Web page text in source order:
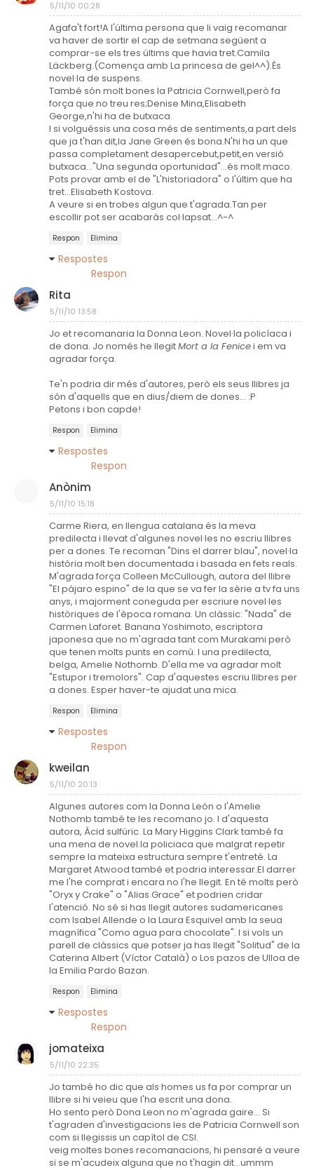
5/11/10 00:28
Agafa't fort!A l'última persona que li vaig recomanar
va haver de sortir el cap de setmana següent a
comprar-se els tres últims que havia tret.Camila
Läckberg.(Comença amb La princesa de gel^^).És
novel·la de suspens.
També són molt bones la Patricia Cornwell,però fa
força que no treu res;Denise Mina,Elisabeth
George,n'hi ha de butxaca.
I si volguéssis una cosa més de sentiments,a part dels
que ja t'han dit,la Jane Green és bona.N'hi ha un que
passa completament desapercebut,petit,en versió
butxaca..."Una segunda oportunidad"...és molt maco.
Pots provar amb el de "L'historiadora" o l'últim que ha
tret...Elisabeth Kostova.
A veure si en trobes algun que t'agrada.Tan per
escollir pot ser acabaràs col·lapsat...^-^
Respon Elimina
Respostes
Respon
Rita
5/11/10 13:58
Jo et recomanaria la Donna Leon. Novel·la policíaca i
de dona. Jo només he llegitMort a la Fenicei em va
agradar força.
Te'n podria dir més d'autores, però els seus llibres ja
són d'aquells que en dius/diem de dones... :P
Petons i bon capde!
Respon Elimina
Respostes
Respon
Anònim
5/11/10 15:18
Carme Riera, en llengua catalana és la meva
predilecta i llevat d'algunes novel·les no escriu llibres
per a dones. Te recoman "Dins el darrer blau", novel·la
història molt ben documentada i basada en fets reals.
M'agrada força Colleen McCullough, autora del llibre
"El pájaro espino" de la que se va fer la sèrie a tv fa uns
anys, i majorment coneguda per escriure novel·les
històriques de l'època romana. Un clàssic: "Nada" de
Carmen Laforet. Banana Yoshimoto, escriptora
japonesa que no m'agrada tant com Murakami però
que tenen molts punts en comú. I una predilecta,
belga, Amelie Nothomb. D'ella me va agradar molt
"Estupor i tremolors". Cap d'aquestes escriu llibres per
a dones. Esper haver-te ajudat una mica.
Respon Elimina
Respostes
Respon
kweilan
5/11/10 20:13
Algunes autores com la Donna León o l'Amelie
Nothomb també te les recomano jo. I d'aquesta
autora, Àcid sulfúric. La Mary Higgins Clark també fa
una mena de novel.la policiaca que malgrat repetir
sempre la mateixa estructura sempre t'entreté. La
Margaret Atwood també et podria interessar.El darrer
me l'he comprat i encara no l'he llegit. En té molts però
"Oryx y Crake" o "Alias Grace" et podrien cridar
l'atenció. No sé si has llegit autores sudamericanes
com Isabel Allende o la Laura Esquivel amb la seua
magnífica "Como agua para chocolate". I si vols un
parell de clàssics que potser ja has llegit "Solitud" de la
Caterina Albert (Víctor Català) o Los pazos de Ulloa de
la Emilia Pardo Bazan.
Respon Elimina
Respostes
Respon
jomateixa
5/11/10 22:35
Jo també ho dic que als homes us fa por comprar un
llibre si hi veieu que l'ha escrit una dona.
Ho sento però Dona Leon no m'agrada gaire... Si
t'agraden d'investigacions les de Patricia Cornwell son
com si llegissis un capítol de CSI.
veig moltes bones recomanacions, hi pensaré a veure
si se m'acudeix alguna que no t'hagin dit...ummm